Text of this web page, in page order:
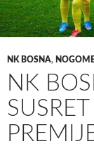
NK BOSNA,
NK